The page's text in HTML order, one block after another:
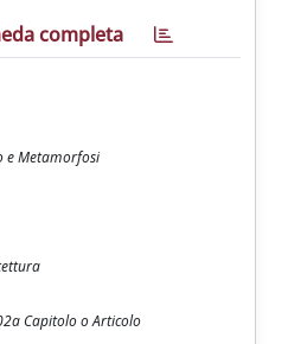
completa
e Metamorfosi
Capitolo o Articolo